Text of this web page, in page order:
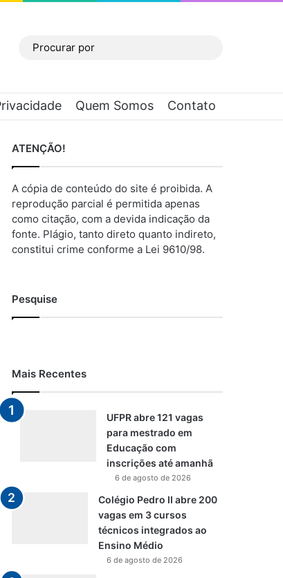
Barra Lateral
Quem Somos Contato
ATENÇÃO!
A cópia de conteúdo do site é proibida. A
reprodução parcial é permitida apenas
como citação, com a devida indicação da
fonte. Plágio, tanto direto quanto indireto,
constitui crime conforme a Lei 9610/98.
Pesquise
Mais Recentes
UFPR abre 121 vagas
para mestrado em
Educação com
inscrições até amanhã
6 de agosto de 2026
Colégio Pedro II abre 200
vagas em 3 cursos
técnicos integrados ao
Ensino Médio
6 de agosto de 2026